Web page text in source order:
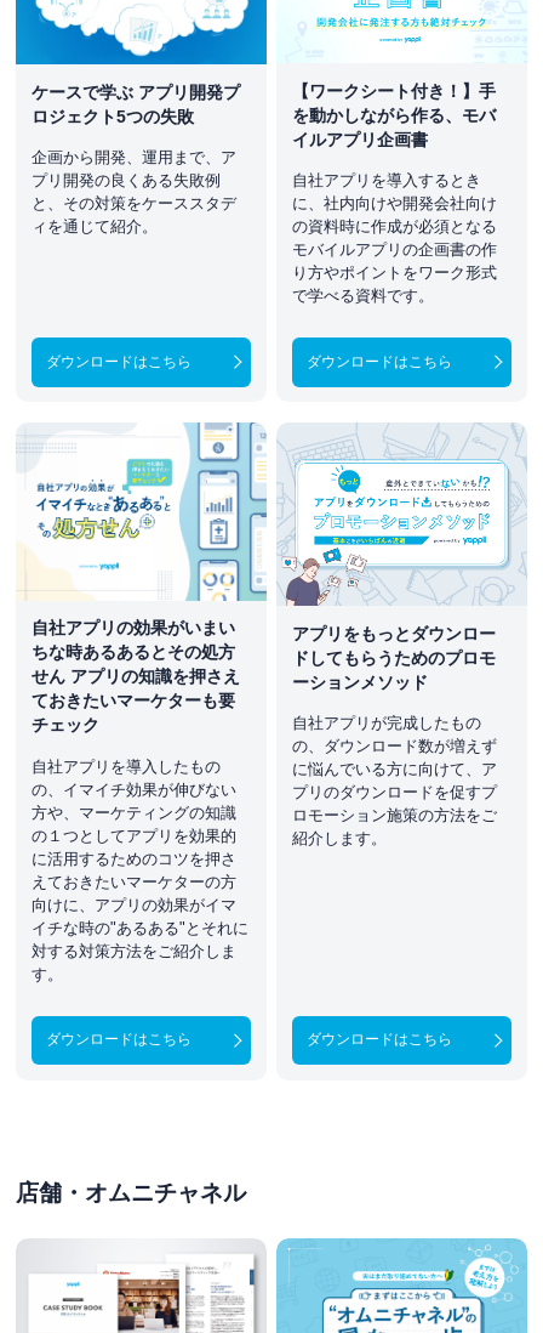
ケースで学ぶ アプリ開発プ
ロジェクト5つの失敗
企画から開発、運用まで、ア
プリ開発の良くある失敗例
と、その対策をケーススタデ
ィを通じて紹介。
ダウンロードはこちら
【ワークシート付き！】手
を動かしながら作る、モバ
イルアプリ企画書
自社アプリを導入するとき
に、社内向けや開発会社向け
の資料時に作成が必須となる
モバイルアプリの企画書の作
り方やポイントをワーク形式
で学べる資料です。
ダウンロードはこちら
自社アプリの効果がいまい
ちな時あるあるとその処方
せん アプリの知識を押さえ
ておきたいマーケターも要
チェック
自社アプリを導入したもの
の、イマイチ効果が伸びない
方や、マーケティングの知識
の１つとしてアプリを効果的
に活用するためのコツを押さ
えておきたいマーケターの方
向けに、アプリの効果がイマ
イチな時の"あるある"とそれに
対する対策方法をご紹介しま
す。
ダウンロードはこちら
アプリをもっとダウンロー
ドしてもらうためのプロモ
ーションメソッド
自社アプリが完成したもの
の、ダウンロード数が増えず
に悩んでいる方に向けて、ア
プリのダウンロードを促すプ
ロモーション施策の方法をご
紹介します。
ダウンロードはこちら
店舗・オムニチャネル